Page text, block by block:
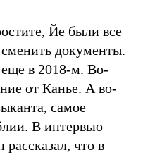
Йе были все
документы.
в 2018-м. Во-
от Канье. А во-
самое
В интервью
что в